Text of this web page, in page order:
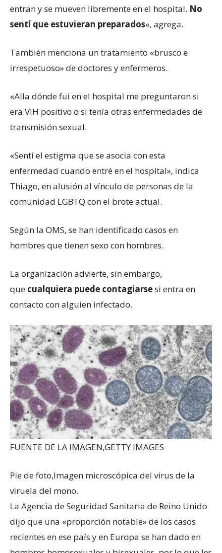
entran y se mueven libremente en el hospital. No
sentí que estuvieran preparados«, agrega.
También menciona un tratamiento «brusco e
irrespetuoso» de doctores y enfermeros.
«Alla dónde fui en el hospital me preguntaron si
era VIH positivo o si tenía otras enfermedades de
transmisión sexual.
«Sentí el estigma que se asocia con esta
enfermedad cuando entré en el hospital», indica
Thiago, en alusión al vínculo de personas de la
comunidad LGBTQ con el brote actual.
Según la OMS, se han identificado casos en
hombres que tienen sexo con hombres.
La organización advierte, sin embargo,
que cualquiera puede contagiarsesi entra en
contacto con alguien infectado.
FUENTE DE LA IMAGEN,GETTY IMAGES
Pie de foto,Imagen microscópica del virus de la
viruela del mono.
La Agencia de Seguridad Sanitaria de Reino Unido
dijo que una «proporción notable» de los casos
recientes en ese país y en Europa se han dado en